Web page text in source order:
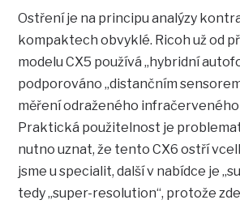
Ostření je na principu analýzy
kompaktech obvyklé. Ricoh už od
modelu CX5 používá „hybridní
podporováno „distančním
měření odraženého infračerveného
Praktická použitelnost je
nutno uznat, že tento CX6 ostří
jsme u specialit, další v nabídce je
tedy „super-resolution“, protože